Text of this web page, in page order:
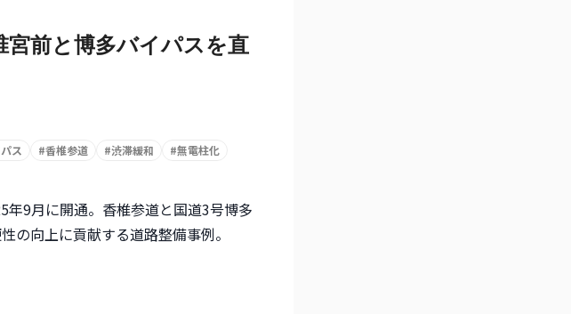
前と博多バイパスを直
ス #香椎参道 #渋滞緩和 #無電柱化
9月に開通。香椎参道と国道3号博多
の向上に貢献する道路整備事例。